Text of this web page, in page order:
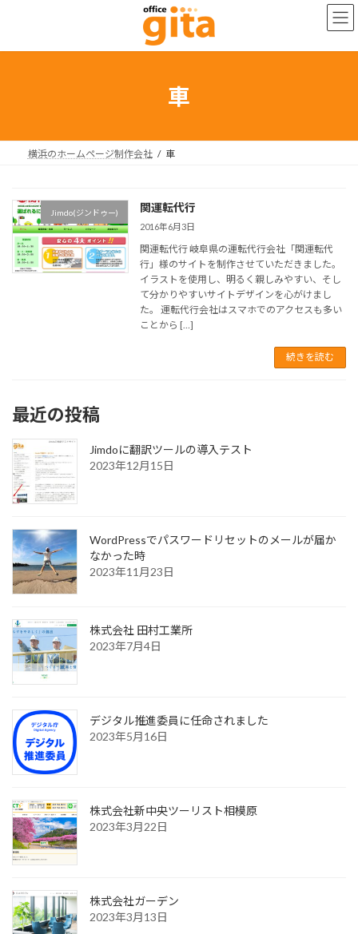
ン
ー
車
横浜のホームページ制作会社 車
Jimdo(ジンドゥー) 関運転代行
2016年6月3日
関運転代行 岐阜県の運転代行会社「関運転代
行」様のサイトを制作させていただきました。
イラストを使用し、明るく親しみやすい、そし
て分かりやすいサイトデザインを心がけまし
た。 運転代行会社はスマホでのアクセスも多い
ことから […]
続きを読む
最近の投稿
Jimdoに翻訳ツールの導入テスト
2023年12月15日
WordPressでパスワードリセットのメールが届か
なかった時
2023年11月23日
株式会社 田村工業所
2023年7月4日
デジタル推進委員に任命されました
2023年5月16日
株式会社新中央ツーリスト相模原
2023年3月22日
株式会社ガーデン
2023年3月13日